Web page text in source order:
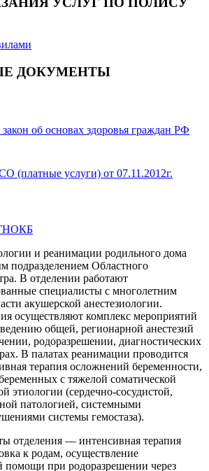
ДОКУМЕНТЫ
об основах здоровья граждан РФ
(платные услуги) от 07.11.2012г.
и реанимации родильного дома
подразделением Областного
В отделении работают
специалисты с многолетним
акушерской анестезиологии.
осуществляют комплекс мероприятий
общей, регионарной анестезий
родоразрешении, диагностических
В палатах реанимации проводится
терапия осложнений беременности,
с тяжелой соматической
этиологии (сердечно-сосудистой,
патологией, системными
системы гемостаза).
отделения — интенсивная терапия
к родам, осуществление
помощи при родоразрешении через